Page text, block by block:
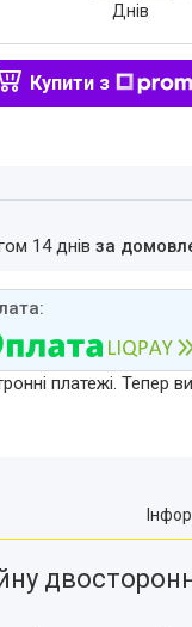
Днів
Купити з
14 днів за
платежі.